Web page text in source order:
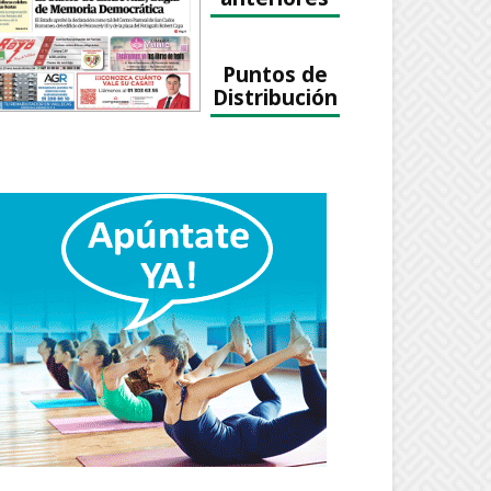
Puntos de
Distribución